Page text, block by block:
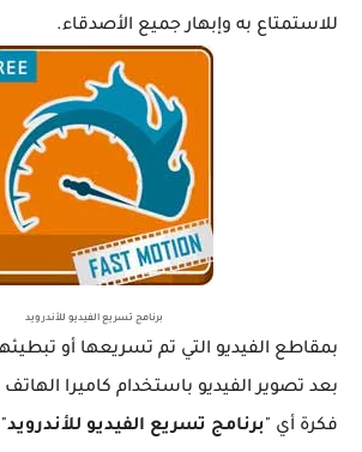
للاستمتاع به وإبهار جميع الأصدقاء.
برنامج تسريع الفيديو للأندرويد
بمقاطع الفيديو التي تم تسريعها أو
بعد تصوير الفيديو باستخدام كاميرا
فكرة أي "برنامج تسريع الفيديو للأندرويد